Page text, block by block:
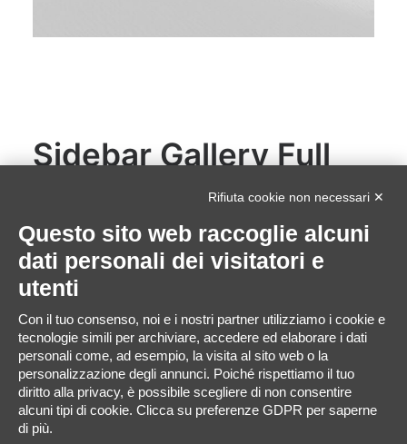
Sidebar Gallery Full
Leverage agile frameworks to provide a robust
synopsis for high level of overviews, iterative
approaches to corporate strategy foster
collaborative thinking to further the overall value
proposition, at the end of the day, organically grow
the world view of disruptive innovation via workplace
diversity and empowerment.
Rifiuta cookie non necessari ✕
Questo sito web raccoglie alcuni
dati personali dei visitatori e
utenti
Con il tuo consenso, noi e i nostri partner utilizziamo i cookie e
tecnologie simili per archiviare, accedere ed elaborare i dati
personali come, ad esempio, la visita al sito web o la
personalizzazione degli annunci. Poiché rispettiamo il tuo
diritto alla privacy, è possibile scegliere di non consentire
alcuni tipi di cookie. Clicca su preferenze GDPR per saperne
di più.